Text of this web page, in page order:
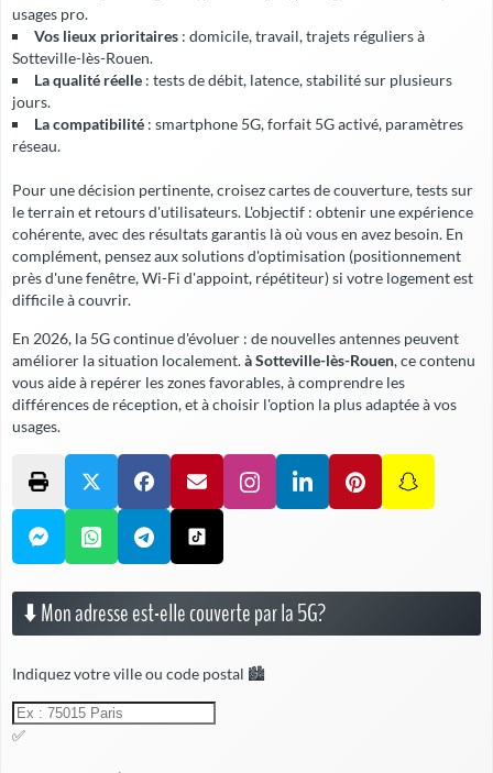
usages pro.
Vos lieux prioritaires : domicile, travail, trajets réguliers à
Sotteville-lès-Rouen.
La qualité réelle : tests de débit, latence, stabilité sur plusieurs
jours.
La compatibilité : smartphone 5G, forfait 5G activé, paramètres
réseau.
Pour une décision pertinente, croisez cartes de couverture, tests sur
le terrain et retours d'utilisateurs. L'objectif : obtenir une expérience
cohérente, avec des résultats garantis là où vous en avez besoin. En
complément, pensez aux solutions d'optimisation (positionnement
près d'une fenêtre, Wi-Fi d'appoint, répétiteur) si votre logement est
difficile à couvrir.
En 2026, la 5G continue d'évoluer : de nouvelles antennes peuvent
améliorer la situation localement.à Sotteville-lès-Rouen, ce contenu
vous aide à repérer les zones favorables, à comprendre les
différences de réception, et à choisir l'option la plus adaptée à vos
usages.
⬇️ Mon adresse est-elle couverte par la 5G?
Indiquez votre ville ou code postal 🏙️
✅